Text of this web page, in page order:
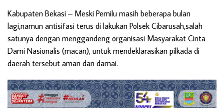
Kabupaten Bekasi – Meski Pemilu masih beberapa bulan
lagi,namun antisifasi terus di lakukan Polsek Cibarusah,salah
satunya dengan menggandeng organisasi Masyarakat Cinta
Dami Nasionalis (macan), untuk mendeklarasikan pilkada di
daerah tersebut aman dan damai.